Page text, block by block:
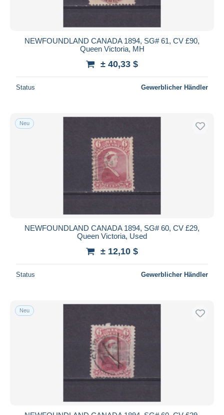
NEWFOUNDLAND CANADA 1894, SG# 61, CV £90,
Queen Victoria, MH
± 40,33 $
Status Gewerblicher Händler
Neu
NEWFOUNDLAND CANADA 1894, SG# 60, CV £29,
Queen Victoria, Used
± 12,10 $
Status Gewerblicher Händler
Neu